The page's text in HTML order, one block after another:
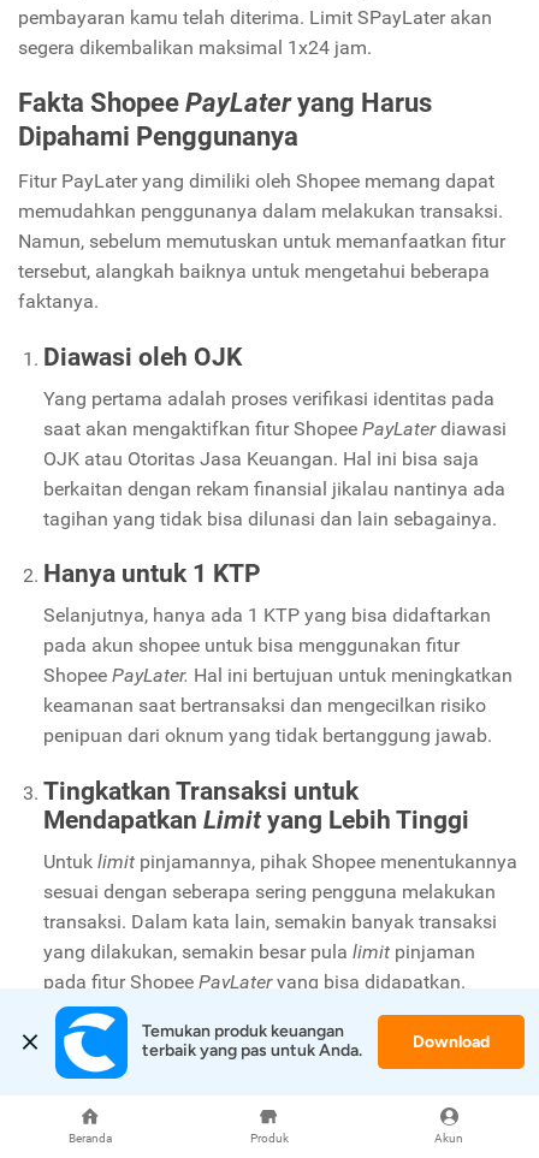
Beranda Produk Akun
pembayaran kamu telah diterima. Limit SPayLater akan
segera dikembalikan maksimal 1x24 jam.
Fakta ShopeePayLateryang Harus
Dipahami Penggunanya
Fitur PayLater yang dimiliki oleh Shopee memang dapat
memudahkan penggunanya dalam melakukan transaksi.
Namun, sebelum memutuskan untuk memanfaatkan fitur
tersebut, alangkah baiknya untuk mengetahui beberapa
faktanya.
Diawasi oleh OJK
Yang pertama adalah proses verifikasi identitas pada
saat akan mengaktifkan fitur Shopee PayLaterdiawasi
OJK atau Otoritas Jasa Keuangan. Hal ini bisa saja
berkaitan dengan rekam finansial jikalau nantinya ada
tagihan yang tidak bisa dilunasi dan lain sebagainya.
Hanya untuk 1 KTP
Selanjutnya, hanya ada 1 KTP yang bisa didaftarkan
pada akun shopee untuk bisa menggunakan fitur
Shopee PayLater. Hal ini bertujuan untuk meningkatkan
keamanan saat bertransaksi dan mengecilkan risiko
penipuan dari oknum yang tidak bertanggung jawab.
Tingkatkan Transaksi untuk
Mendapatkan Limityang Lebih Tinggi
Untuk limit pinjamannya, pihak Shopee menentukannya
sesuai dengan seberapa sering pengguna melakukan
transaksi. Dalam kata lain, semakin banyak transaksi
yang dilakukan, semakin besar pula limit pinjaman
pada fitur Shopee PayLateryang bisa didapatkan.
Namun, untuk kisarannya paling sedikit adalah 750 ribu
dan maksimal 1,8 juta Rupiah.
25
Temukan produk keuangan
terbaik yang pas untuk Anda.
Download